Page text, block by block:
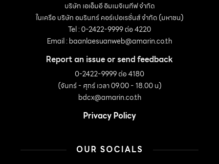
บริษัท เอเอ็มอี อิมเมจิเนทีฟ จำกัด
ในเครือ บริษัท อมรินทร์ คอร์เปอเรชั่นส์ จำกัด (มหาชน)
Tel : 0-2422-9999 ต่อ 4220
Email :baanlaesuanweb@amarin.co.th
Report an issue or send feedback
0-2422-9999 ต่อ 4180
(จันทร์ - ศุกร์ เวลา 09.00 - 18.00 น)
bdcx@amarin.co.th
Privacy Policy
OUR SOCIALS